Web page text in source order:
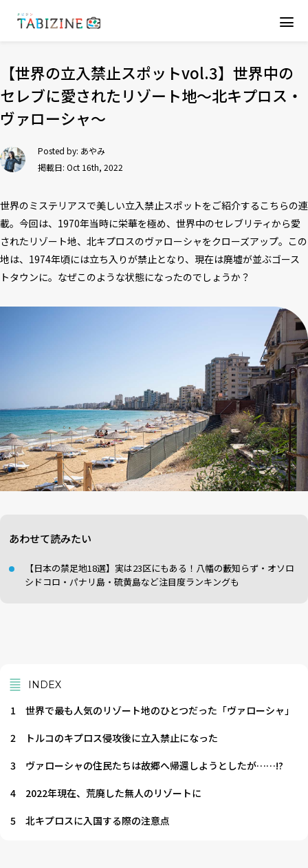
【世界の立入禁止スポットvol.3】世界中の
セレブに愛されたリゾート地〜北キプロス・
ヴァローシャ〜
Posted by: あやみ
掲載日: Oct 16th, 2022
世界のミステリアスで美しい立入禁止スポットをご紹介するこちらの連
載。今回は、1970年当時に栄華を極め、世界中のセレブリティから愛
されたリゾート地、北キプロスのヴァローシャをクローズアップ。この
地は、1974年頃には立ち入りが禁止となり、現在は廃墟が並ぶゴース
トタウンに。なぜこのような状態になったのでしょうか？
あわせて読みたい
【日本の禁足地18選】実は23区にもある！八幡の藪知らず・オソロ
シドコロ・パナリ島・硫黄島など注目度ランキングも
INDEX
1
世界で最も人気のリゾート地のひとつだった「ヴァローシャ」
2
トルコのキプロス侵攻後に立入禁止になった
3
ヴァローシャの住民たちは故郷へ帰還しようとしたが……!?
4
2022年現在、荒廃した無人のリゾートに
5
北キプロスに入国する際の注意点